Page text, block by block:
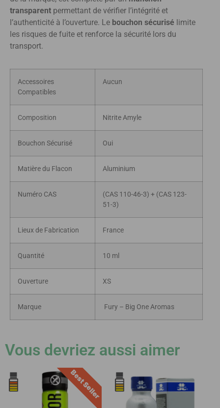
transparent permettant de vérifier l’intégrité et
l’authenticité à l’ouverture. Le bouchon sécurisé limite
les risques de fuite et renforce la sécurité lors du
transport.
Accessoires
Compatibles
Aucun
Composition Nitrite Amyle
Bouchon Sécurisé Oui
Matière du Flacon Aluminium
Numéro CAS
(CAS 110-46-3) + (CAS 123-
51-3)
Lieux de Fabrication France
Quantité 10 ml
Ouverture XS
Marque Fury – Big One Aromas
Vous devriez aussi aimer
Best Seller